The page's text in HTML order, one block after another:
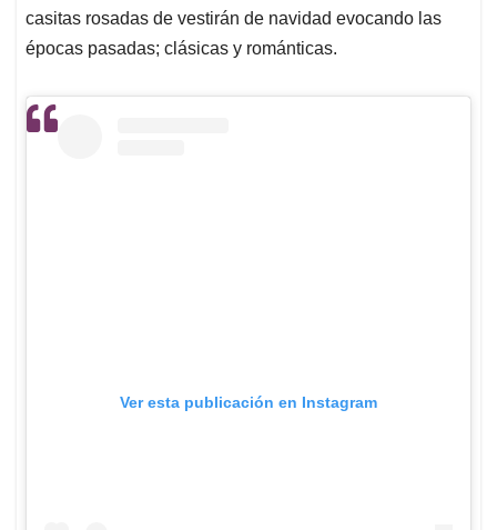
casitas rosadas de vestirán de navidad evocando las
épocas pasadas; clásicas y románticas.
Ver esta publicación en Instagram